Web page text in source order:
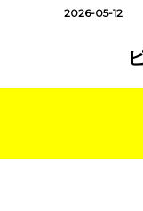
2026-05-12